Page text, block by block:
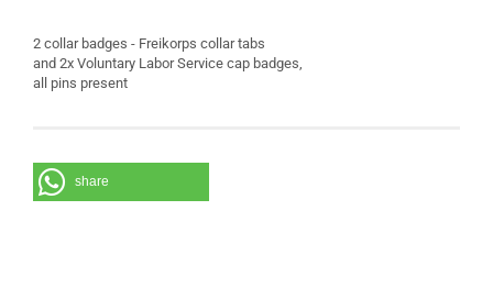
2 collar badges - Freikorps collar tabs
and 2x Voluntary Labor Service cap badges,
all pins present
share